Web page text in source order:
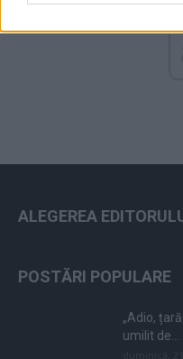
ALEGEREA
POSTĂRI POPULARE
„Adio,
umilit de...